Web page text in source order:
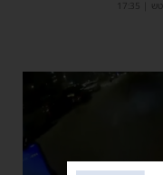
17:35